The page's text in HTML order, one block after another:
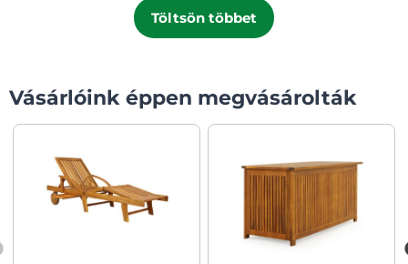
Töltsön többet
Vásárlóink éppen megvásárolták